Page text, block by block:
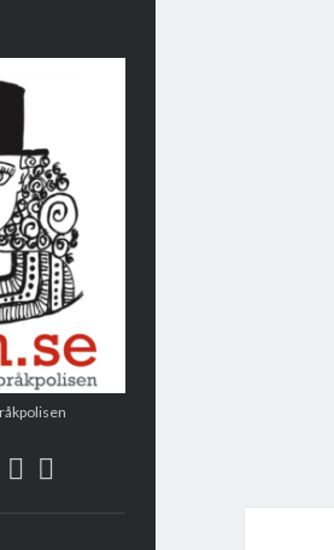
linkedin
rss